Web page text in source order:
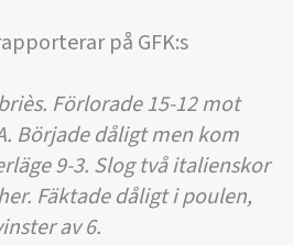
på GFK:s
Förlorade 15-12 mot
Började dåligt men kom
9-3. Slog två italienskor
Fäktade dåligt i poulen,
av 6.